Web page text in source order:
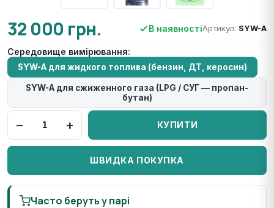
32 000 грн. В наявностіАртикул: SYW-A
Середовище вимірювання:
SYW-A для жидкого топлива (бензин, ДТ, керосин)
SYW-A для сжиженного газа (LPG / СУГ — пропан-
бутан)
− + КУПИТИ
ШВИДКА ПОКУПКА
Часто беруть у парі